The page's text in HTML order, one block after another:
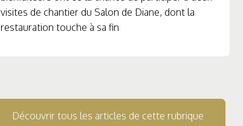
visites de chantier du Salon de Diane, dont la
restauration touche à sa fin
Découvrir tous les articles de cette rubrique